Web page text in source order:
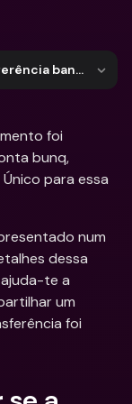
Como posso verificar se a minha transferência bancária foi enviada?
foi
bunq,
para essa
num
dessa
te a
um
foi